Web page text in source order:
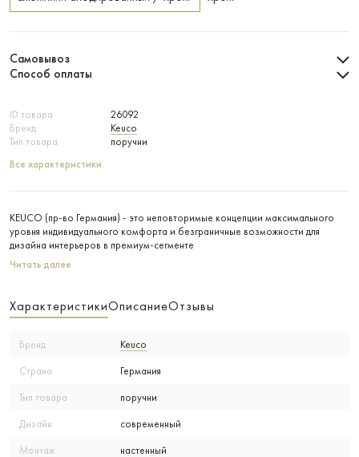
ID товара
26092
Бренд
Keuco
Тип товара
поручни
Все характеристики
KEUCO (пр-во Германия) - это неповторимые концепции максимального
уровня индивидуального комфорта и безграничные возможности для
дизайна интерьеров в премиум-сегменте
Читать далее
Самовывоз
Способ оплаты
ХарактеристикиОписаниеОтзывы
Бренд Keuco
Страна Германия
Тип товара поручни
Дизайн современный
Монтаж настенный